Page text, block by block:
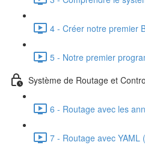
4 - Créer notre premier
5 - Notre premier
Système de Routage et
6 - Routage avec les
7 - Routage avec YAML